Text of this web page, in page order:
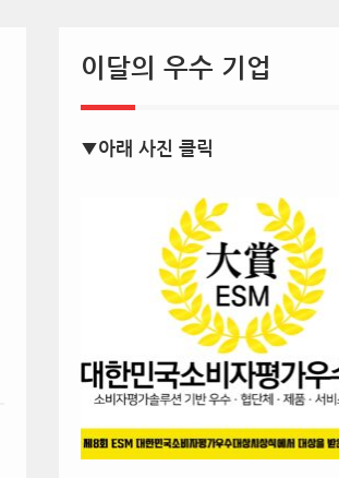
이달의 우수 기업
▼아래 사진 클릭